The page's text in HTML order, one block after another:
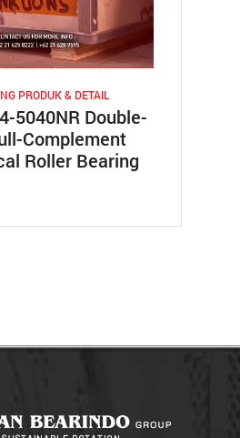
PRODUK & DETAIL
5040NR Double-
Complement
Roller Bearing